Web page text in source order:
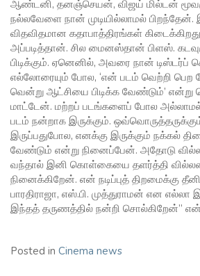
ஆண்டனி, தனஞ்செயன், விஜய் மில்டன்
நல்லவேளை நான் முடியில்லாமல்
விதவிதமான கதாபாத்திரங்கள்
அப்படித்தான். சில மைனஸ்தான் பிளஸ்.
பிடிக்கும். ஏனெனில், அவரை நான் டிஸ்டர்ப்
எல்லோரையும் போல, ‘என் படம் வெற்றி பெற
வென்று ஆட்சியை பிடிக்க வேண்டும்’ என்று
மாட்டேன். மற்றப் படங்களைப் போல
படம் நன்றாக இருக்கும். ஒவ்வொருத்தருக்கும்
இருப்பதுபோல, எனக்கு இருக்கும் நக்கல்
வேண்டும் என்று நினைப்பேன். அதோடு
வந்தால் இனி கொள்கையை தளர்த்தி
நினைக்கிறேன். என் நடிப்புத் திறமைக்கு
பாரதிராஜா, எஸ்.பி. முத்துராமன் என எல்லா
இந்தத் தருணத்தில் நன்றி சொல்கிறேன்”
Posted in Cinema news